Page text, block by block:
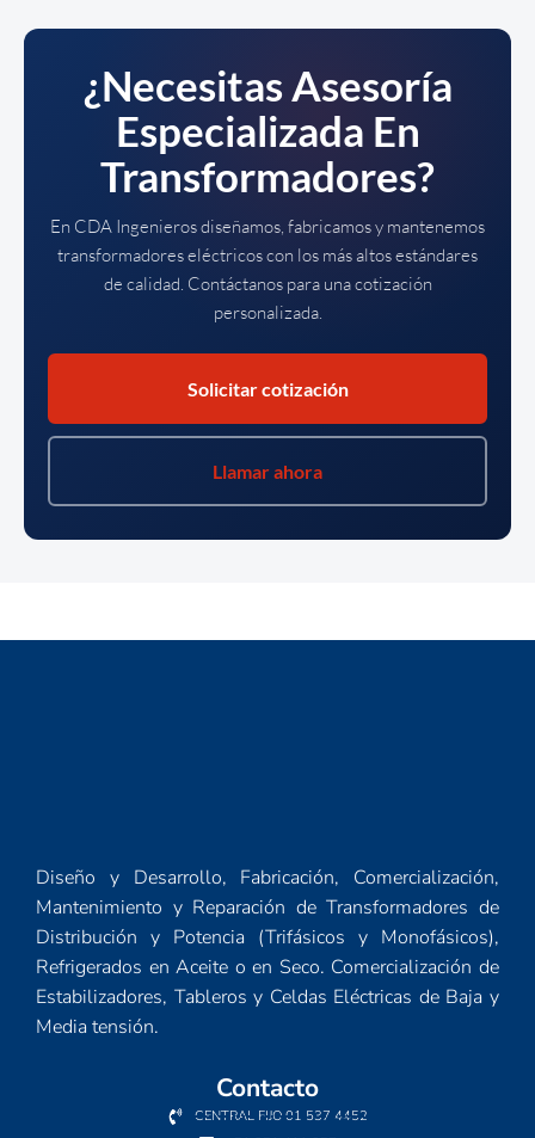
¿Necesitas Asesoría
Especializada En
Transformadores?
En CDA Ingenieros diseñamos, fabricamos y mantenemos
transformadores eléctricos con los más altos estándares
de calidad. Contáctanos para una cotización
personalizada.
Solicitar cotización
Llamar ahora
Diseño y Desarrollo, Fabricación, Comercialización,
Mantenimiento y Reparación de Transformadores de
Distribución y Potencia (Trifásicos y Monofásicos),
Refrigerados en Aceite o en Seco. Comercialización de
Estabilizadores, Tableros y Celdas Eléctricas de Baja y
Media tensión.
Contacto
CENTRAL FIJO 01 537 4452